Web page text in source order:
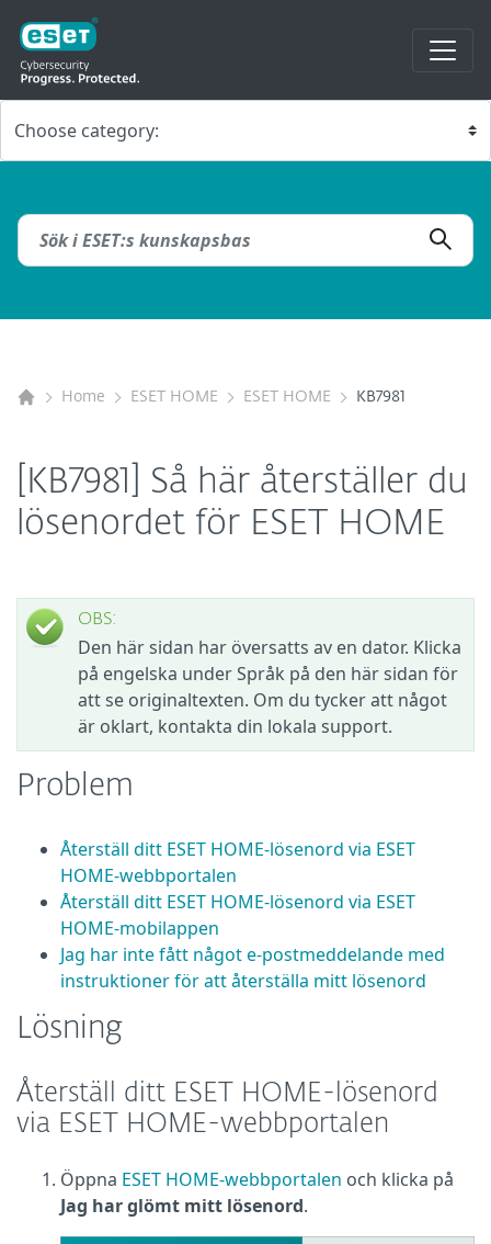
Home ESET HOME ESET HOME KB7981
[KB7981] Så här återställer du
lösenordet för ESET HOME
OBS:
Den här sidan har översatts av en dator. Klicka
på engelska under Språk på den här sidan för
att se originaltexten. Om du tycker att något
är oklart, kontakta din lokala support.
Problem
Återställ ditt ESET HOME-lösenord via ESET
HOME-webbportalen
Återställ ditt ESET HOME-lösenord via ESET
HOME-mobilappen
Jag har inte fått något e-postmeddelande med
instruktioner för att återställa mitt lösenord
Lösning
Återställ ditt ESET HOME-lösenord
via ESET HOME-webbportalen
Öppna ESET HOME-webbportalen och klicka på
Jag har glömt mitt lösenord.